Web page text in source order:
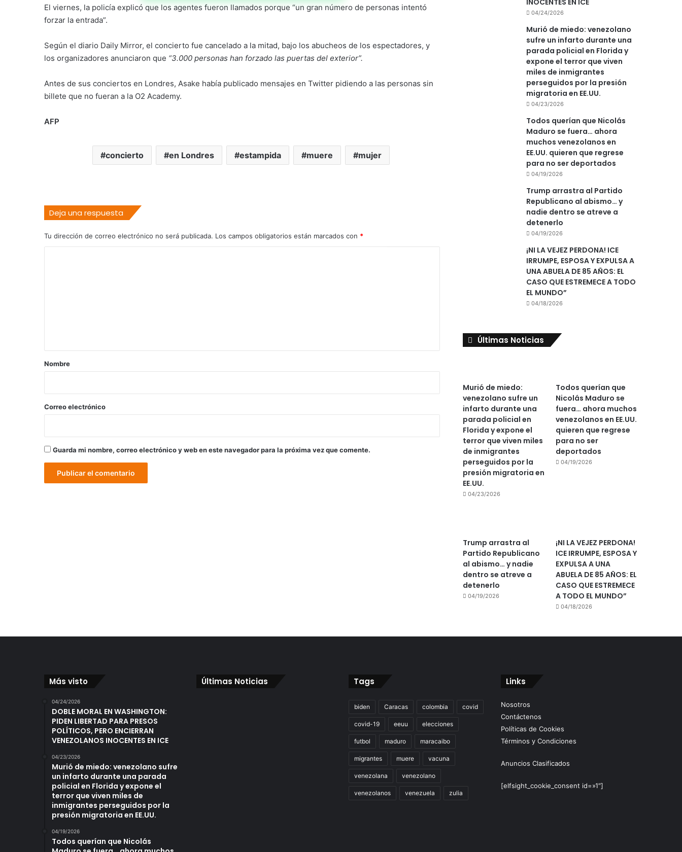
El viernes, la policía explicó que los agentes fueron llamados porque “un gran número de personas intentó
forzar la entrada”.
Según el diario Daily Mirror, el concierto fue cancelado a la mitad, bajo los abucheos de los espectadores, y
los organizadores anunciaron que “3.000 personas han forzado las puertas del exterior”.
Antes de sus conciertos en Londres, Asake había publicado mensajes en Twitter pidiendo a las personas sin
billete que no fueran a la O2 Academy.
AFP
concierto en Londres estampida muere mujer
Deja una respuesta
Tu dirección de correo electrónico no será publicada. Los campos obligatorios están marcados con *
r
*
Nombre
Correo electrónico
Guarda mi nombre, correo electrónico y web en este navegador para la próxima vez que comente.
04/24/2026
Murió de miedo: venezolano
sufre un infarto durante una
parada policial en Florida y
expone el terror que viven
miles de inmigrantes
perseguidos por la presión
migratoria en EE.UU.
04/23/2026
Todos querían que Nicolás
Maduro se fuera… ahora
muchos venezolanos en
EE.UU. quieren que regrese
para no ser deportados
04/19/2026
Trump arrastra al Partido
Republicano al abismo… y
nadie dentro se atreve a
detenerlo
04/19/2026
¡NI LA VEJEZ PERDONA! ICE
IRRUMPE, ESPOSA Y EXPULSA A
UNA ABUELA DE 85 AÑOS: EL
CASO QUE ESTREMECE A TODO
EL MUNDO”
04/18/2026
Últimas Noticias
Murió de miedo:
venezolano sufre un
infarto durante una
parada policial en
Florida y expone el
terror que viven miles
de inmigrantes
perseguidos por la
presión migratoria en
EE.UU.
04/23/2026
Todos querían que
Nicolás Maduro se
fuera… ahora muchos
venezolanos en EE.UU.
quieren que regrese
para no ser
deportados
04/19/2026
Trump arrastra al
Partido Republicano
al abismo… y nadie
dentro se atreve a
detenerlo
04/19/2026
¡NI LA VEJEZ PERDONA!
ICE IRRUMPE, ESPOSA Y
EXPULSA A UNA
ABUELA DE 85 AÑOS: EL
CASO QUE ESTREMECE
A TODO EL MUNDO”
04/18/2026
Más visto
04/24/2026
DOBLE MORAL EN WASHINGTON:
PIDEN LIBERTAD PARA PRESOS
POLÍTICOS, PERO ENCIERRAN
VENEZOLANOS INOCENTES EN ICE
04/23/2026
Murió de miedo: venezolano sufre
un infarto durante una parada
policial en Florida y expone el
terror que viven miles de
inmigrantes perseguidos por la
presión migratoria en EE.UU.
04/19/2026
Todos querían que Nicolás
Últimas Noticias Tags
biden Caracas colombia covid
covid-19 eeuu elecciones
futbol maduro maracaibo
migrantes muere vacuna
venezolana venezolano
venezolanos venezuela zulia
Links
Nosotros
Contáctenos
Políticas de Cookies
Términos y Condiciones
Anuncios Clasificados
[elfsight_cookie_consent id=»1″]